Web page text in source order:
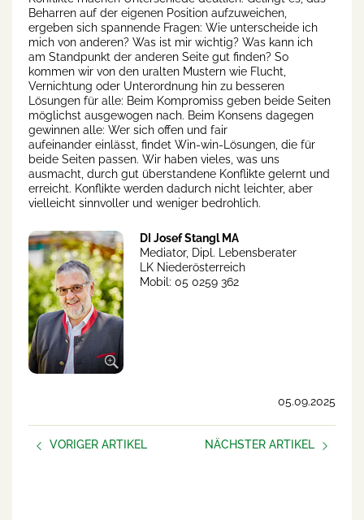
Beharren auf der eigenen Position aufzuweichen,
ergeben sich spannende Fragen: Wie unterscheide ich
mich von anderen? Was ist mir wichtig? Was kann ich
am Standpunkt der anderen Seite gut finden? So
kommen wir von den uralten Mustern wie Flucht,
Vernichtung oder Unterordnung hin zu besseren
Lösungen für alle: Beim Kompromiss geben beide Seiten
möglichst ausgewogen nach. Beim Konsens dagegen
gewinnen alle: Wer sich offen und fair
aufeinander einlässt, findet Win-win-Lösungen, die für
beide Seiten passen. Wir haben vieles, was uns
ausmacht, durch gut überstandene Konflikte gelernt und
erreicht. Konflikte werden dadurch nicht leichter, aber
vielleicht sinnvoller und weniger bedrohlich.
DI Josef Stangl MA
Mediator, Dipl. Lebensberater
LK Niederösterreich
Mobil: 05 0259 362
05.09.2025
VORIGER ARTIKEL
NÄCHSTER ARTIKEL